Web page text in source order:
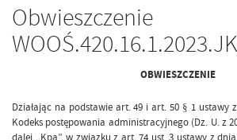
Obwieszczenie
OBWIESZCZENIE
Działając na podstawie art. 49 i art. 50 § 1 ustawy
Kodeks postępowania administracyjnego (Dz. U. z